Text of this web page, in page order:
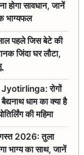
होगा सावधान, जानें
भाग्यफल
पहले जिस बेटे की
जिंदा घर लौटा,
रोगों
धाम का क्या है
की महिमा
2026: तुला
भाग्य का साथ, जानें